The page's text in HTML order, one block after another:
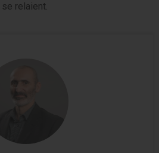
relaient.